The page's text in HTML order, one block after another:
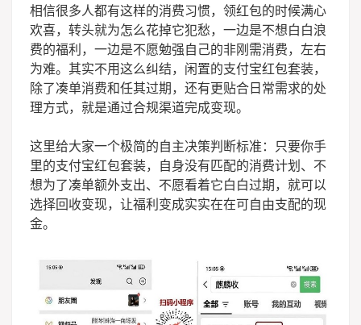
相信很多人都有这样的消费习惯，领红包的时候满心
欢喜，转头就为怎么花掉它犯愁，一边是不想白白浪
费的福利，一边是不愿勉强自己的非刚需消费，左右
为难。其实不用这么纠结，闲置的支付宝红包套装，
除了凑单消费和任其过期，还有更贴合日常需求的处
理方式，就是通过合规渠道完成变现。
这里给大家一个极简的自主决策判断标准：只要你手
里的支付宝红包套装，自身没有匹配的消费计划、不
想为了凑单额外支出、不愿看着它白白过期，就可以
选择回收变现，让福利变成实实在在可自由支配的现
金。